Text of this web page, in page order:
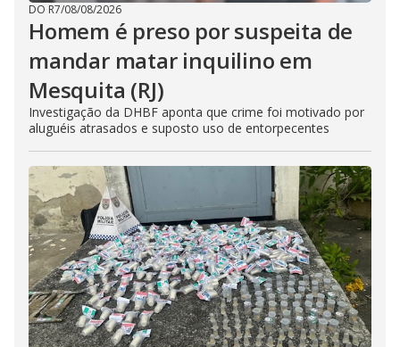
DO R7/08/08/2026
Homem é preso por suspeita de
mandar matar inquilino em
Mesquita (RJ)
Investigação da DHBF aponta que crime foi motivado por
aluguéis atrasados e suposto uso de entorpecentes